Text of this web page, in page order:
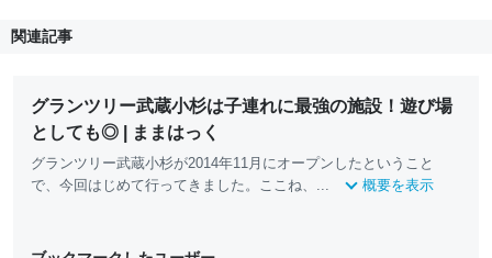
関連記事
グランツリー武蔵小杉は子連れに最強の施設！遊び場
としても◎ | ままはっく
グランツリー武蔵小杉が2014年11月にオープンしたということ
で、今回はじめて行ってきました。ここね、...
概要を表示